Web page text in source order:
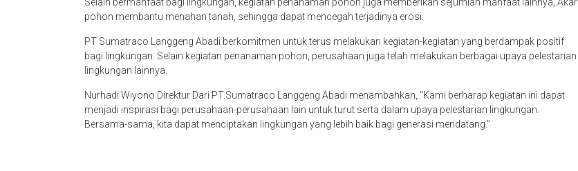
Selain bermanfaat bagi lingkungan, kegiatan penanaman pohon juga memberikan sejumlah manfaat lainnya, Akar
pohon membantu menahan tanah, sehingga dapat mencegah terjadinya erosi.
PT Sumatraco Langgeng Abadi berkomitmen untuk terus melakukan kegiatan-kegiatan yang berdampak positif
bagi lingkungan. Selain kegiatan penanaman pohon, perusahaan juga telah melakukan berbagai upaya pelestarian
lingkungan lainnya.
Nurhadi Wiyono Direktur Dari PT.Sumatraco Langgeng Abadi menambahkan, “Kami berharap kegiatan ini dapat
menjadi inspirasi bagi perusahaan-perusahaan lain untuk turut serta dalam upaya pelestarian lingkungan.
Bersama-sama, kita dapat menciptakan lingkungan yang lebih baik bagi generasi mendatang.”